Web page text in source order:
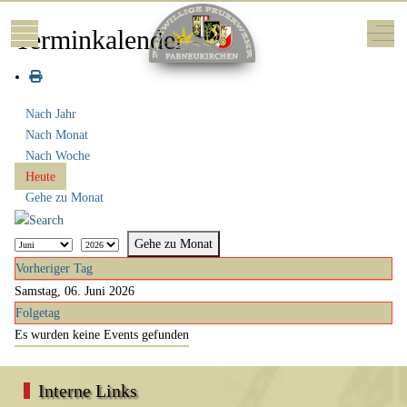
Mobile Menu Toggle Off-
Terminkalender
Nach Jahr
Nach Monat
Nach Woche
Heute
Gehe zu Monat
Gehe zu Monat
Vorheriger Tag
Samstag, 06. Juni 2026
Folgetag
Es wurden keine Events gefunden
Interne Links